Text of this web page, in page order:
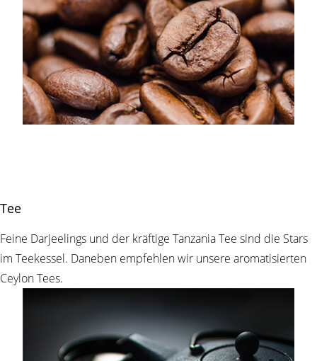
Tee
Feine Darjeelings und der kräftige Tanzania Tee sind die Stars
im Teekessel. Daneben empfehlen wir unsere aromatisierten
Ceylon Tees.